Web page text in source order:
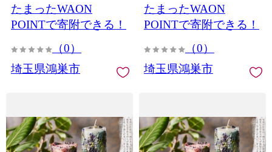
リア 雑貨 ナチュラルイン
テリア 北欧インテリア ギ
築祝い おしゃれ 癒し空間
埼玉県 No.637-04
たまったWAON
POINTで寄附できる！
（0）
埼玉県鴻巣市
テリア 雑貨 ナチュラルイ
ンテリア 北欧インテリア
新築祝い おしゃれ 癒し空
ー 埼玉県 No.637-03
たまったWAON
POINTで寄附できる！
（0）
埼玉県鴻巣市